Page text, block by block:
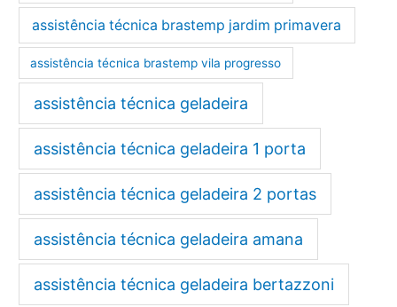
assistência técnica brastemp jardim primavera
assistência técnica brastemp vila progresso
assistência técnica geladeira
assistência técnica geladeira 1 porta
assistência técnica geladeira 2 portas
assistência técnica geladeira amana
assistência técnica geladeira bertazzoni